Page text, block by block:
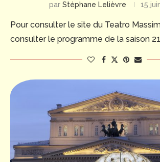
par Stéphane Lelièvre 15
Pour consulter le site du Teatro
consulter le programme de la saison